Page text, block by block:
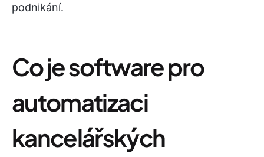
podnikání.
Co je software pro
automatizaci
kancelářských